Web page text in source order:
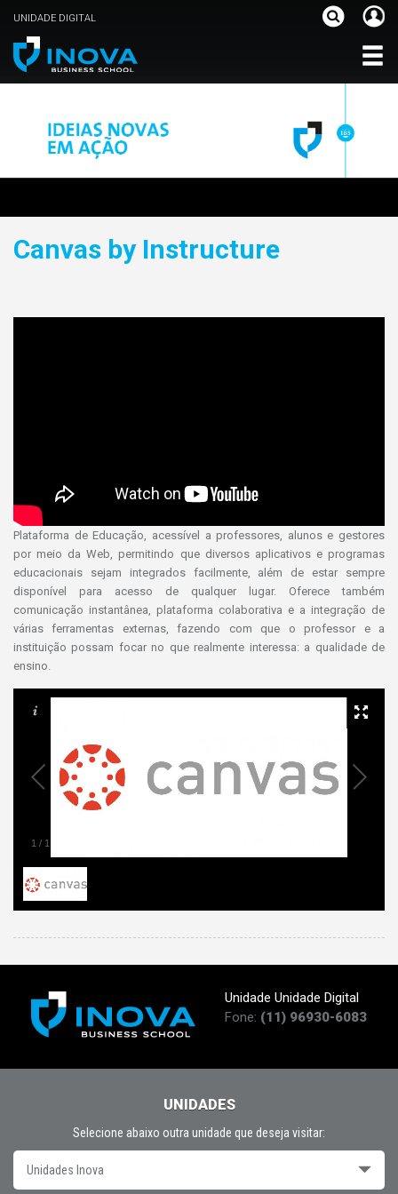
UNIDADE DIGITAL
Canvas by Instructure
Plataforma de Educação, acessível a professores, alunos e gestores
por meio da Web, permitindo que diversos aplicativos e programas
educacionais sejam integrados facilmente, além de estar sempre
disponível para acesso de qualquer lugar. Oferece também
comunicação instantânea, plataforma colaborativa e a integração de
várias ferramentas externas, fazendo com que o professor e a
instituição possam focar no que realmente interessa: a qualidade de
ensino.
1 / 1
Unidade Unidade Digital
Fone: (11) 96930-6083
UNIDADES
Selecione abaixo outra unidade que deseja visitar:
Unidades Inova